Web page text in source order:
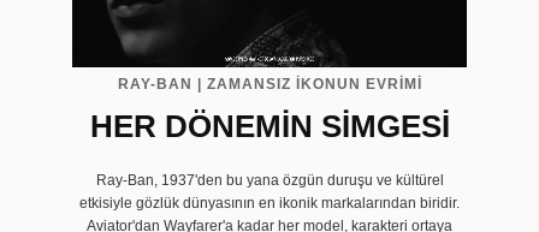
RAY-BAN | ZAMANSIZ İKONUN EVRIMI
HER DÖNEMİN SİMGESİ
Ray-Ban, 1937'den bu yana özgün duruşu ve kültürel
etkisiyle gözlük dünyasının en ikonik markalarından biridir.
Aviator'dan Wayfarer'a kadar her model, karakteri ortaya